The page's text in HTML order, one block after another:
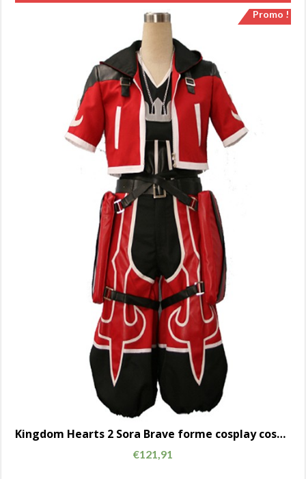
Promo !
Kingdom Hearts 2 Sora Brave forme cosplay costume AC00718
€121,91